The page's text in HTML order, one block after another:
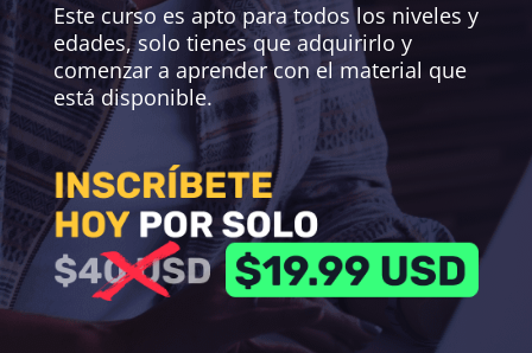
Este curso es apto para todos los niveles y
edades, solo tienes que adquirirlo y
comenzar a aprender con el material que
está disponible.